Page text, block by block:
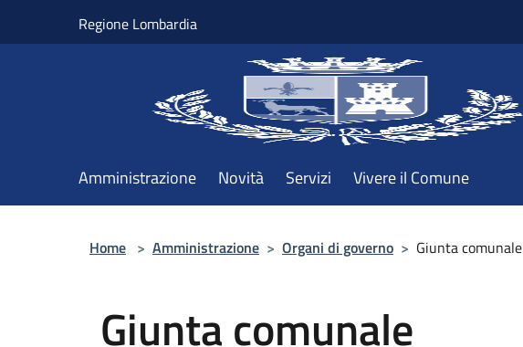
Regione Lombardia
Amministrazione Novità Servizi Vivere il Comune
Home > Amministrazione > Organi di governo > Giunta comunale
Giunta comunale